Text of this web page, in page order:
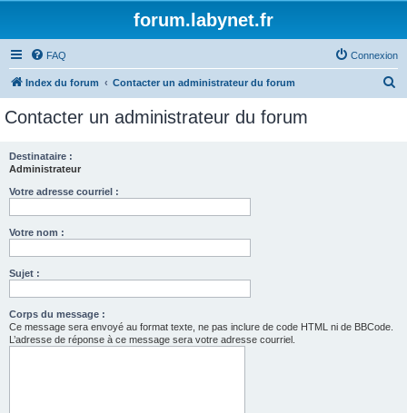
forum.labynet.fr
FAQ Connexion
Index du forum Contacter un administrateur du forum
Contacter un administrateur du forum
Destinataire :
Administrateur
Votre adresse courriel :
Votre nom :
Sujet :
Corps du message :
Ce message sera envoyé au format texte, ne pas inclure de code HTML ni de BBCode.
L’adresse de réponse à ce message sera votre adresse courriel.